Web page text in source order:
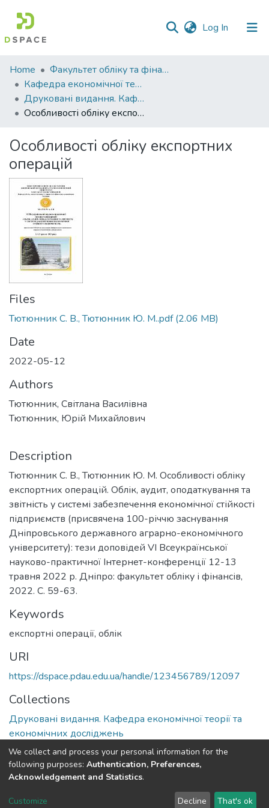
Log In (current)
Communities
&
Collections
Statistics
Home
Факультет обліку та фінансів
Кафедра економічної теорії та економічних досліджень
Друковані видання. Кафедра економічної теорії та економічних досліджень
Особливості обліку експортних операцій
Особливості обліку експортних
операцій
Files
Тютюнник С. В., Тютюнник Ю. М..pdf(2.06 MB)
Date
2022-05-12
Authors
Тютюнник, Світлана Василівна
Тютюнник, Юрій Михайлович
Description
Тютюнник С. В., Тютюнник Ю. М. Особливості обліку
експортних операцій. Облік, аудит, оподаткування та
звітність у системі забезпечення економічної стійкості
підприємств (присвячена 100-річчю заснування
Дніпровського державного аграрно-економічного
університету): тези доповідей VІ Всеукраїнської
науково-практичної Інтернет-конференції 12-13
травня 2022 р. Дніпро: факультет обліку і фінансів,
2022. С. 59-63.
Keywords
експортні операції, облік
URI
https://dspace.pdau.edu.ua/handle/123456789/12097
Collections
Друковані видання. Кафедра економічної теорії та
економічних досліджень
Full item page
DSpace software copyright © 2002-2026 LYRASIS
We collect and process your personal information for the
following purposes: Authentication, Preferences,
Acknowledgement and Statistics.
Customize Decline That's ok